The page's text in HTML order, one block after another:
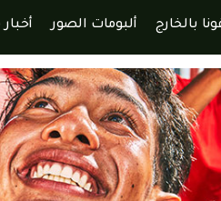
بالخارج ألبومات الصور